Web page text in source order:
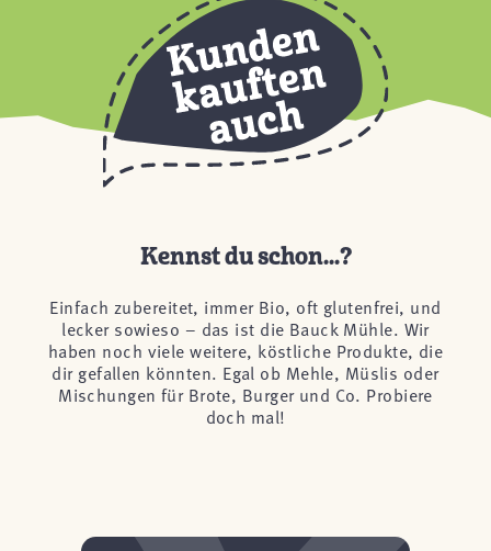
Kennst du schon...?
Einfach zubereitet, immer Bio, oft glutenfrei, und
lecker sowieso – das ist die Bauck Mühle. Wir
haben noch viele weitere, köstliche Produkte, die
dir gefallen könnten. Egal ob Mehle, Müslis oder
Mischungen für Brote, Burger und Co. Probiere
doch mal!